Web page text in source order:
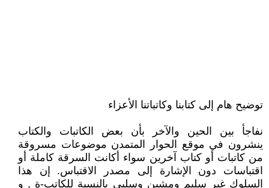
توضيح هام إلى كتابنا وكاتباتنا الأعزاء
نفاجأ بين الحين والآخر بأن بعض الكاتبات والكتاب
ينشرون في موقع الحوار المتمدن موضوعات مسروقة
من كاتبات أو كتاب آخرين سواء أكانت السرقة كاملة أو
اقتباسات دون الإشارة إلى مصدر الاقتباس. إن هذا
السلوك غير سليم ومشين وسلبي بالنسبة للكاتب-ة , و